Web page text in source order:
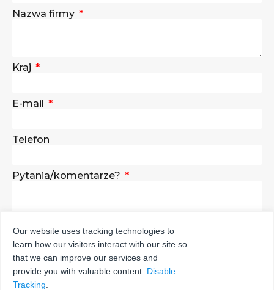
Nazwa firmy
Kraj
E-mail
Telefon
Pytania/komentarze?
WYŚLIJ
Our website uses tracking technologies to
learn how our visitors interact with our site so
that we can improve our services and
provide you with valuable content. Disable
Tracking